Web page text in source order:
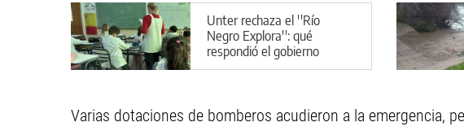
Unter rechaza el ''Río
Negro Explora'': qué
respondió el gobierno
provincial
Varias dotaciones de bomberos acudieron a la emergencia,